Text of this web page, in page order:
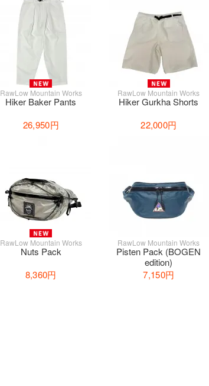
RawLow Mountain Works
Hiker Baker Pants
26,950円
RawLow Mountain Works
Hiker Gurkha Shorts
22,000円
RawLow Mountain Works
Nuts Pack
8,360円
RawLow Mountain Works
Pisten Pack (BOGEN
edition)
7,150円